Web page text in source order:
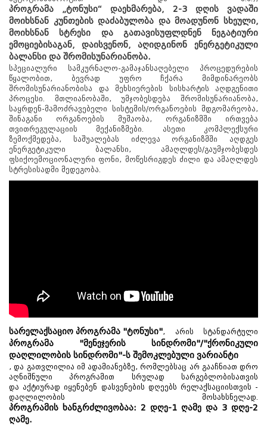
პროგრამა „ტონუსი“ დაეხმარება, 2-3 დღის ვადაში
მოიხსნან კუნთების დაძაბულობა და მოადუნონ სხეული,
მოიხსნან სტრესი და გათავისუფლდნენ ნეგატიური
ემოციებისაგან, დაისვენონ, აღიდგინონ ენერგეტიკული
ბალანსი და შრომისუნარიანობა.
სპეციალური სამკურნალო-გამაჯანსაღებელი პროცედურების
წყალობით, ბევრად უფრო ჩქარა მიმდინარეობს
შრომისუნარიანობისა და მეხსიერების სისხარტის აღდგენითი
პროცესი. მთლიანობაში, უმჯობესდება შრომისუნარიანობა,
საყრდენ-მამოძრავებელი სისტემის/ორგანოების მდგომარეობა,
შინაგანი ორგანოების მუშაობა, ორგანიზმში ირთვება
თვითრეგულაციის მექანიზმები. ასეთი კომპლექსური
ზემოქმედება, საშუალებას იძლევა ორგანიზმში აღდგეს
ენერგეტიკული ბალანსი, ამაღლდეს/გაუმჯობესდეს
ფსიქოემოციონალური ფონი, მოწესრიგდეს ძილი და ამაღლდეს
სტრესისადმი მედეგობა.
სარელაქსაციო პროგრამა "ტონუსი", არის სტანდარტული
პროგრამა "მენეჯერის სინდრომი"/"ქრონიკული
დაღლილობის სინდრომი"-ს შემოკლებული ვარიანტი
, და გათვლილია იმ ადამიანებზე, რომლებსაც არ გააჩნიათ დრო
აღნიშნული პროგრამით სრულად სარგებლობისათვის
და აქტიურად იყენებენ დასვენების დღეებს რელაქსაციისთვის -
დაღლილობის მოსახსნელად.
პროგრამის ხანგრძლივობაა: 2 დღე-1 ღამე და 3 დღე-2
ღამე.